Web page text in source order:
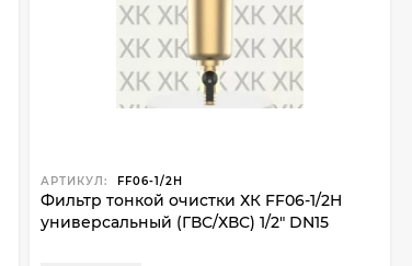
АРТИКУЛ: FF06-1/2H
Фильтр тонкой очистки ХК FF06-1/2H
универсальный (ГВС/ХВС) 1/2" DN15